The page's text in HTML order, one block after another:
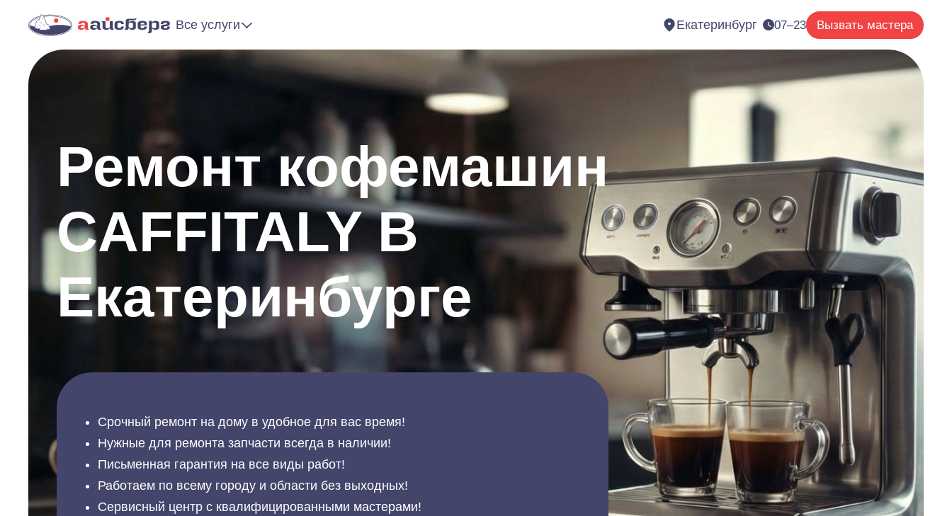
Все услуги Екатеринбург 07–23 Вызвать мастера
Ремонт кофемашин
CAFFITALY В
Екатеринбурге
Срочный ремонт на дому в удобное для вас время!
Нужные для ремонта запчасти всегда в наличии!
Письменная гарантия на все виды работ!
Работаем по всему городу и области без выходных!
Сервисный центр с квалифицированными мастерами!